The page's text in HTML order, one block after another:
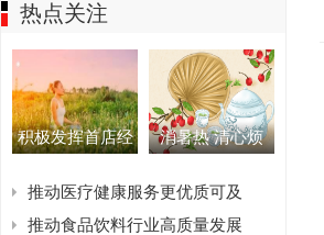
热点关注
积极发挥首店经 消暑热 清心烦
推动医疗健康服务更优质可及
推动食品饮料行业高质量发展